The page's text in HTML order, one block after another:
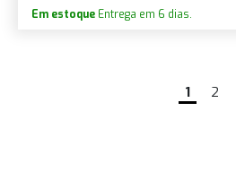
Em estoque Entrega em 6 dias.
1 2